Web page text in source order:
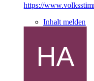
https://
Inhalt melden